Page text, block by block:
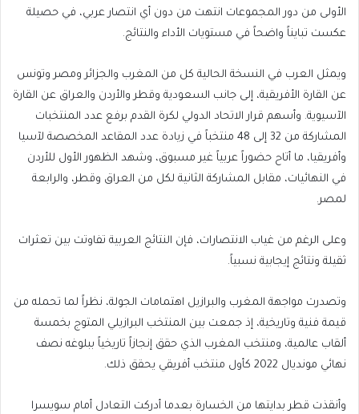
الأولى من دور المجموعات انتهت من دون أي انتصار عربي، في حصيلة
عكست تبايناً واضحاً في مستويات الأداء والنتائج.
ويمثل العرب في النسخة الحالية كل من المغرب والجزائر ومصر وتونس
عن القارة الأفريقية، إلى جانب السعودية وقطر والأردن والعراق عن القارة
الآسيوية. وأسهم قرار الاتحاد الدولي لكرة القدم برفع عدد المنتخبات
المشاركة من 32 إلى 48 منتخباً في زيادة عدد المقاعد المخصصة لآسيا
وأفريقيا، ما أتاح حضوراً عربياً غير مسبوق، وشهد الظهور الأول للأردن
في النهائيات، مقابل المشاركة الثانية لكل من العراق وقطر، والرابعة
لمصر.
وعلى الرغم من غياب الانتصارات، فإن النتائج العربية تفاوتت بين تعثرات
ثقيلة ونتائج إيجابية نسبياً.
وتصدرت مواجهة المغرب والبرازيل اهتمامات الجولة، نظراً لما تحمله من
قيمة فنية وتاريخية، إذ جمعت بين المنتخب البرازيلي المتوج بخمسة
ألقاب عالمية، ومنتخب المغرب الذي حقق إنجازاً تاريخياً ببلوغه نصف
نهائي مونديال 2022 كأول منتخب أفريقي يحقق ذلك.
وأنقذت قطر بدايتها من الخسارة بعدما أدركت التعادل أمام سويسرا